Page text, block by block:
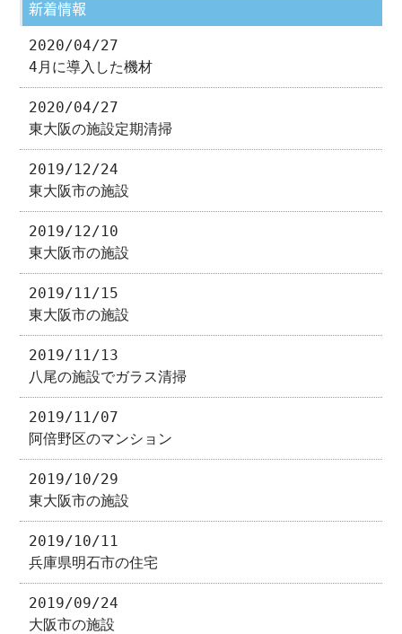
新着情報
2020/04/27
4月に導入した機材
2020/04/27
東大阪の施設定期清掃
2019/12/24
東大阪市の施設
2019/12/10
東大阪市の施設
2019/11/15
東大阪市の施設
2019/11/13
八尾の施設でガラス清掃
2019/11/07
阿倍野区のマンション
2019/10/29
東大阪市の施設
2019/10/11
兵庫県明石市の住宅
2019/09/24
大阪市の施設